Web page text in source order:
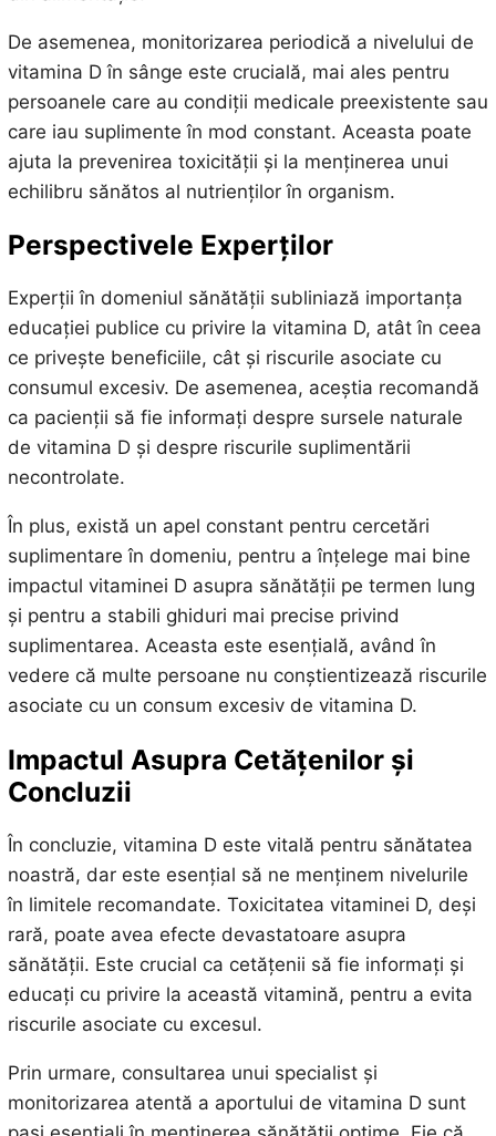
De asemenea, monitorizarea periodică a nivelului de
vitamina D în sânge este crucială, mai ales pentru
persoanele care au condiții medicale preexistente sau
care iau suplimente în mod constant. Aceasta poate
ajuta la prevenirea toxicității și la menținerea unui
echilibru sănătos al nutrienților în organism.
Perspectivele Experților
Experții în domeniul sănătății subliniază importanța
educației publice cu privire la vitamina D, atât în ceea
ce privește beneficiile, cât și riscurile asociate cu
consumul excesiv. De asemenea, aceștia recomandă
ca pacienții să fie informați despre sursele naturale
de vitamina D și despre riscurile suplimentării
necontrolate.
În plus, există un apel constant pentru cercetări
suplimentare în domeniu, pentru a înțelege mai bine
impactul vitaminei D asupra sănătății pe termen lung
și pentru a stabili ghiduri mai precise privind
suplimentarea. Aceasta este esențială, având în
vedere că multe persoane nu conștientizează riscurile
asociate cu un consum excesiv de vitamina D.
Impactul Asupra Cetățenilor și
Concluzii
În concluzie, vitamina D este vitală pentru sănătatea
noastră, dar este esențial să ne menținem nivelurile
în limitele recomandate. Toxicitatea vitaminei D, deși
rară, poate avea efecte devastatoare asupra
sănătății. Este crucial ca cetățenii să fie informați și
educați cu privire la această vitamină, pentru a evita
riscurile asociate cu excesul.
Prin urmare, consultarea unui specialist și
monitorizarea atentă a aportului de vitamina D sunt